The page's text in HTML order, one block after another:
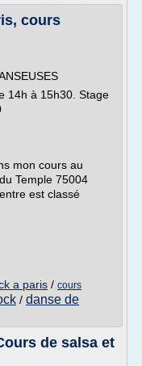
cours
14h à 15h30. Stage
mon cours au
Temple 75004
est classé
a paris / cours
/ danse de
de salsa et